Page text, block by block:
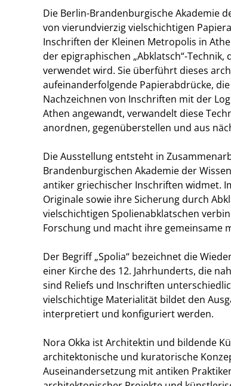
Die Berlin-Brandenburgische Akademie
von vierundvierzig vielschichtigen
Inschriften der Kleinen Metropolis in
der epigraphischen „Abklatsch“-
verwendet wird. Sie überführt dieses
aufeinanderfolgende Papierabdrücke,
Nachzeichnen von Inschriften mit der
Athen angewandt, verwandelt diese
anordnen, gegenüberstellen und aus
Die Ausstellung entsteht in
Brandenburgischen Akademie der
antiker griechischer Inschriften widmet.
Originale sowie ihre Sicherung durch
vielschichtigen Spolienabklatschen
Forschung und macht ihre gemeinsame
Der Begriff „Spolia“ bezeichnet die
einer Kirche des 12. Jahrhunderts, die
sind Reliefs und Inschriften
vielschichtige Materialität bildet den
interpretiert und konfiguriert werden.
Nora Okka ist Architektin und bildende
architektonische und kuratorische
Auseinandersetzung mit antiken